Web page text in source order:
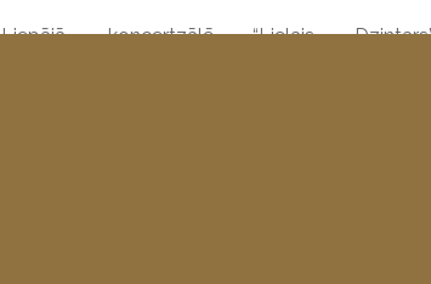
koncertzālē “Lielais